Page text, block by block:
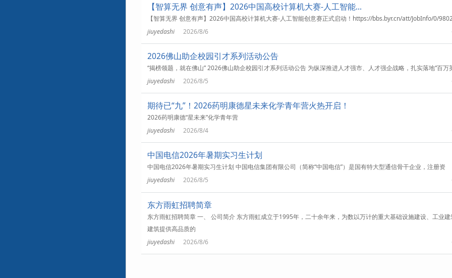
【智算无界 创意有声】2026中国高校计算机大赛-人工智能...
【智算无界 创意有声】2026中国高校计算机大赛-人工智能创意赛正式启动！https://bbs.byr.cn/att/JobInfo/0/
jiuyedashi
2026/8/6
2026佛山助企校园引才系列活动公告
“揭榜领题，就在佛山” 2026佛山助企校园引才系列活动公告 为纵深推进人才强市、人才强企战略，扎实落地“百万
jiuyedashi
2026/8/5
期待已“九”！2026药明康德星未来化学青年营火热开启！
2026药明康德“星未来”化学青年营
jiuyedashi
2026/8/4
中国电信2026年暑期实习生计划
中国电信2026年暑期实习生计划 中国电信集团有限公司（简称“中国电信”）是国有特大型通信骨干企业，注册资
jiuyedashi
2026/8/5
东方雨虹招聘简章
东方雨虹招聘简章 一、 公司简介 东方雨虹成立于1995年，二十余年来，为数以万计的重大基础设施建设、工业
建筑提供高品质的
jiuyedashi
2026/8/6